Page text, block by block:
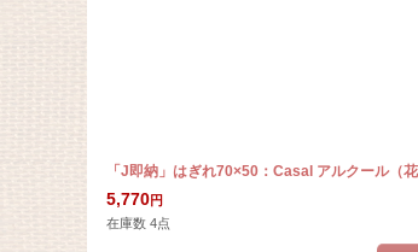
「J即納」はぎれ70×50：Casal アルクール（
5,770円
在庫数 4点